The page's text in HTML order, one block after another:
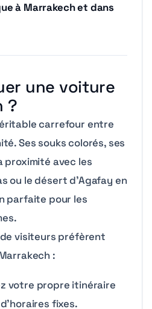
à Marrakech et dans
une voiture
?
carrefour entre
Ses souks colorés, ses
proximité avec les
ou le désert d’Agafay en
parfaite pour les
visiteurs préfèrent
:
votre propre itinéraire
fixes.